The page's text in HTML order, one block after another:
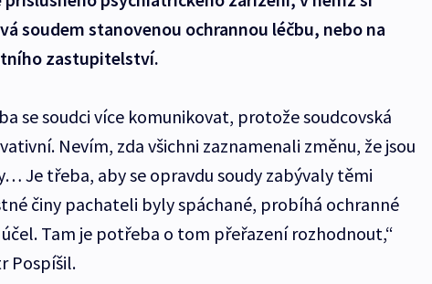
soudem stanovenou ochrannou léčbu, nebo na
zastupitelství.
se soudci více komunikovat, protože soudcovská
Nevím, zda všichni zaznamenali změnu, že jsou
Je třeba, aby se opravdu soudy zabývaly těmi
činy pachateli byly spáchané, probíhá ochranné
Tam je potřeba o tom přeřazení rozhodnout,“
Pospíšil.